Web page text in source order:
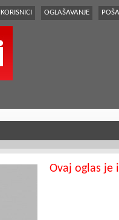
KORISNICI OGLAŠAVANJE
Ovaj oglas je